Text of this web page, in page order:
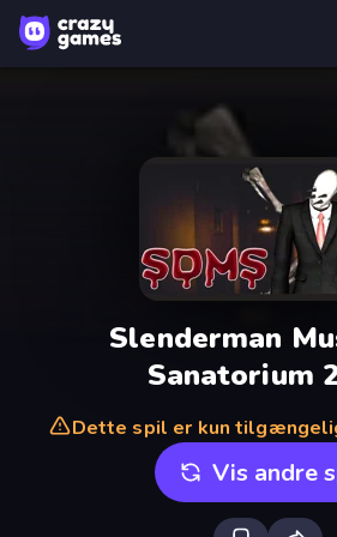
Slenderman
Sanatorium
Dette spil er kun
Vis andre